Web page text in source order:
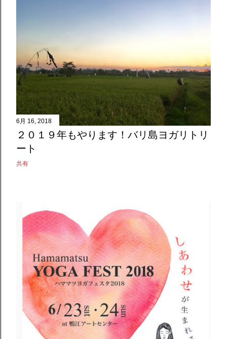
6月 16, 2018
２０１９年もやります！バリ島ヨガリトリ
ート
共有